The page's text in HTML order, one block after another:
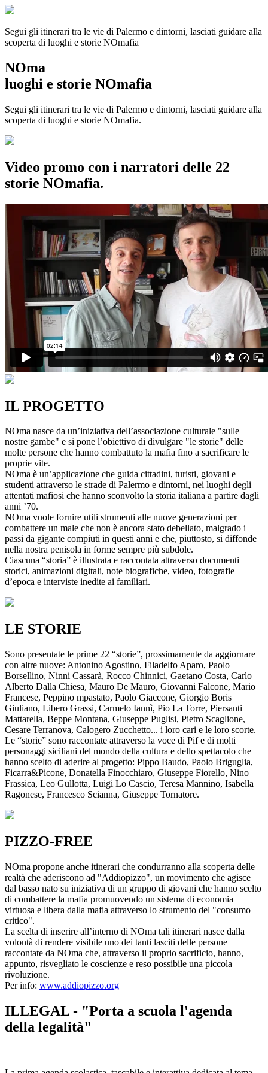
Segui gli itinerari tra le vie di Palermo e dintorni, lasciati guidare alla
scoperta di luoghi e storie NOmafia
NOma
luoghi e storie NOmafia
Segui gli itinerari tra le vie di Palermo e dintorni, lasciati guidare alla
scoperta di luoghi e storie NOmafia.
Video promo con i narratori delle 22
storie NOmafia.
IL PROGETTO
NOma nasce da un’iniziativa dell’associazione culturale "sulle
nostre gambe" e si pone l’obiettivo di divulgare "le storie" delle
molte persone che hanno combattuto la mafia fino a sacrificare le
proprie vite.
NOma è un’applicazione che guida cittadini, turisti, giovani e
studenti attraverso le strade di Palermo e dintorni, nei luoghi degli
attentati mafiosi che hanno sconvolto la storia italiana a partire dagli
anni ’70.
NOma vuole fornire utili strumenti alle nuove generazioni per
combattere un male che non è ancora stato debellato, malgrado i
passi da gigante compiuti in questi anni e che, piuttosto, si diffonde
nella nostra penisola in forme sempre più subdole.
Ciascuna “storia” è illustrata e raccontata attraverso documenti
storici, animazioni digitali, note biografiche, video, fotografie
d’epoca e interviste inedite ai familiari.
LE STORIE
Sono presentate le prime 22 “storie”, prossimamente da aggiornare
con altre nuove: Antonino Agostino, Filadelfo Aparo, Paolo
Borsellino, Ninni Cassarà, Rocco Chinnici, Gaetano Costa, Carlo
Alberto Dalla Chiesa, Mauro De Mauro, Giovanni Falcone, Mario
Francese, Peppino mpastato, Paolo Giaccone, Giorgio Boris
Giuliano, Libero Grassi, Carmelo Iannì, Pio La Torre, Piersanti
Mattarella, Beppe Montana, Giuseppe Puglisi, Pietro Scaglione,
Cesare Terranova, Calogero Zucchetto... i loro cari e le loro scorte.
Le “storie” sono raccontate attraverso la voce di Pif e di molti
personaggi siciliani del mondo della cultura e dello spettacolo che
hanno scelto di aderire al progetto: Pippo Baudo, Paolo Briguglia,
Ficarra&Picone, Donatella Finocchiaro, Giuseppe Fiorello, Nino
Frassica, Leo Gullotta, Luigi Lo Cascio, Teresa Mannino, Isabella
Ragonese, Francesco Scianna, Giuseppe Tornatore.
PIZZO-FREE
NOma propone anche itinerari che condurranno alla scoperta delle
realtà che aderiscono ad "Addiopizzo", un movimento che agisce
dal basso nato su iniziativa di un gruppo di giovani che hanno scelto
di combattere la mafia promuovendo un sistema di economia
virtuosa e libera dalla mafia attraverso lo strumento del "consumo
critico".
La scelta di inserire all’interno di NOma tali itinerari nasce dalla
volontà di rendere visibile uno dei tanti lasciti delle persone
raccontate da NOma che, attraverso il proprio sacrificio, hanno,
appunto, risvegliato le coscienze e reso possibile una piccola
rivoluzione.
Per info: www.addiopizzo.org
ILLEGAL - "Porta a scuola l'agenda
della legalità"